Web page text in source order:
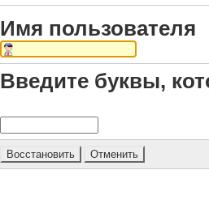
Имя пользователя
Введите буквы,